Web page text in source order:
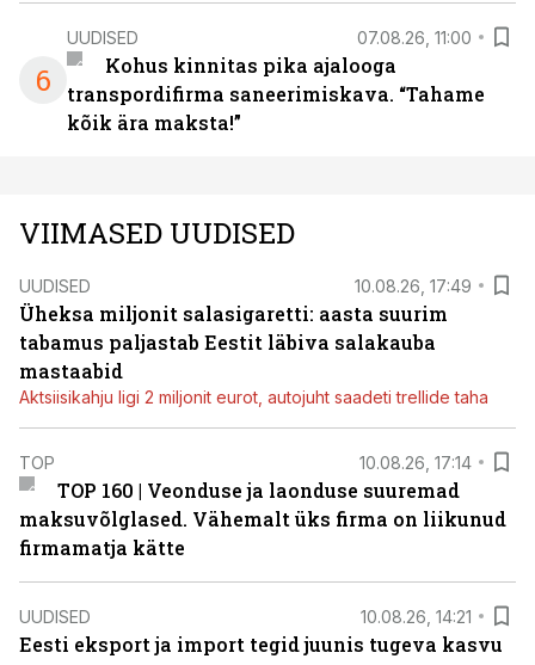
6
UUDISED 07.08.26, 11:00
Kohus kinnitas pika ajalooga
transpordifirma saneerimiskava. “Tahame
kõik ära maksta!”
VIIMASED UUDISED
UUDISED 10.08.26, 17:49
Üheksa miljonit salasigaretti: aasta suurim
tabamus paljastab Eestit läbiva salakauba
mastaabid
Aktsiisikahju ligi 2 miljonit eurot, autojuht saadeti trellide taha
TOP 10.08.26, 17:14
TOP 160 | Veonduse ja laonduse suuremad
maksuvõlglased. Vähemalt üks firma on liikunud
firmamatja kätte
UUDISED 10.08.26, 14:21
Eesti eksport ja import tegid juunis tugeva kasvu